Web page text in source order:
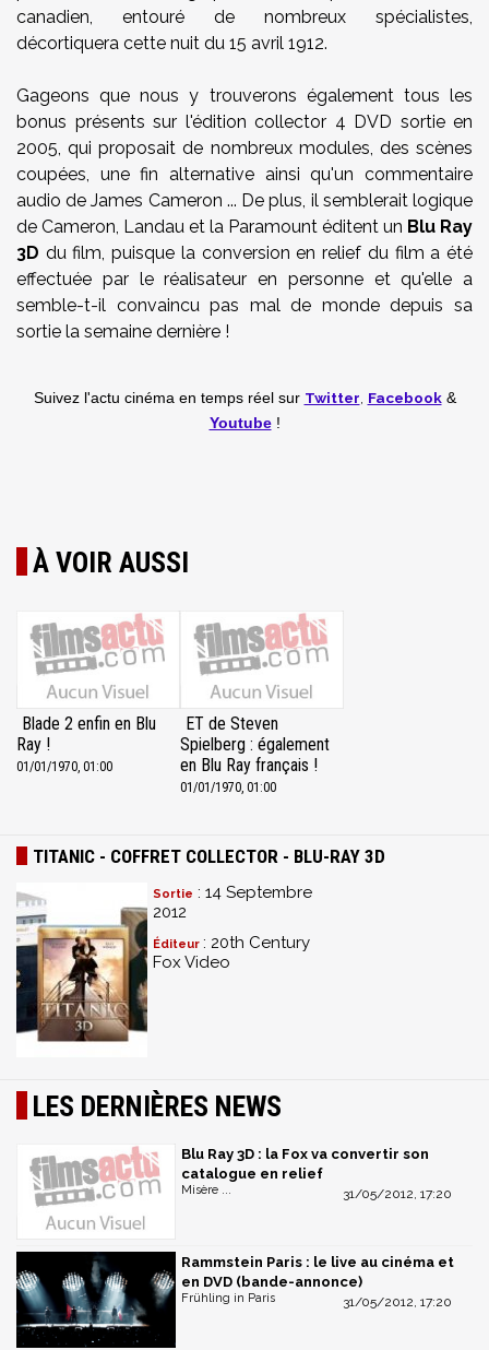
canadien, entouré de nombreux spécialistes,
décortiquera cette nuit du 15 avril 1912.
Gageons que nous y trouverons également tous les
bonus présents sur l'édition collector 4 DVD sortie en
2005, qui proposait de nombreux modules, des scènes
coupées, une fin alternative ainsi qu'un commentaire
audio de James Cameron ... De plus, il semblerait logique
de Cameron, Landau et la Paramount éditent un Blu Ray
3D du film, puisque la conversion en relief du film a été
effectuée par le réalisateur en personne et qu'elle a
semble-t-il convaincu pas mal de monde depuis sa
sortie la semaine dernière !
Suivez l'actu cinéma en temps réel sur Twitter Facebook&
Youtube!
À VOIR AUSSI
Blade 2 enfin en Blu
Ray !
01/01/1970, 01:00
ET de Steven
Spielberg : également
en Blu Ray français !
01/01/1970, 01:00
TITANIC - COFFRET COLLECTOR - BLU-RAY 3D
Sortie : 14 Septembre
2012
Éditeur : 20th Century
Fox Video
LES DERNIÈRES NEWS
Blu Ray 3D : la Fox va convertir son
catalogue en relief
31/05/2012, 17:20
Misère ...
Rammstein Paris : le live au cinéma et
en DVD (bande-annonce)
31/05/2012, 17:20
Frühling in Paris